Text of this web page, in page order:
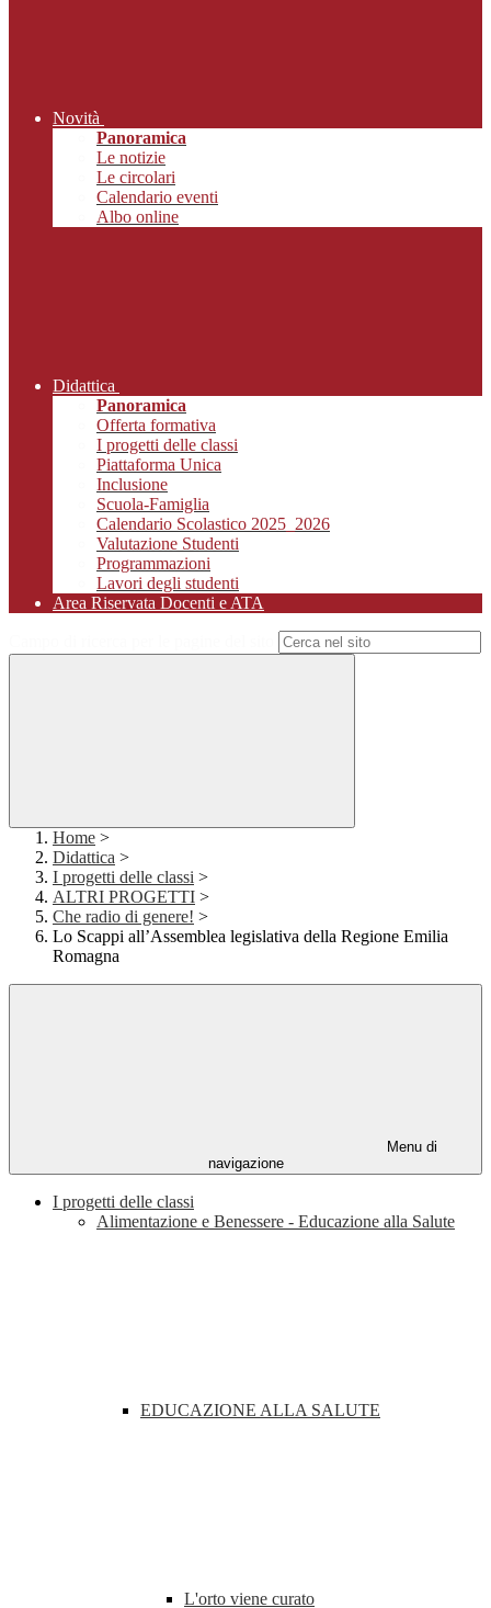
Novità
Panoramica
Le notizie
Le circolari
Calendario eventi
Albo online
Didattica
Panoramica
Offerta formativa
I progetti delle classi
Piattaforma Unica
Inclusione
Scuola-Famiglia
Calendario Scolastico 2025_2026
Valutazione Studenti
Programmazioni
Lavori degli studenti
Area Riservata Docenti e ATA
Home >
Didattica >
I progetti delle classi >
ALTRI PROGETTI >
Che radio di genere! >
Lo Scappi all’Assemblea legislativa della Regione Emilia
Romagna
Menu di
navigazione
I progetti delle classi
Alimentazione e Benessere - Educazione alla Salute
EDUCAZIONE ALLA SALUTE
L'orto viene curato